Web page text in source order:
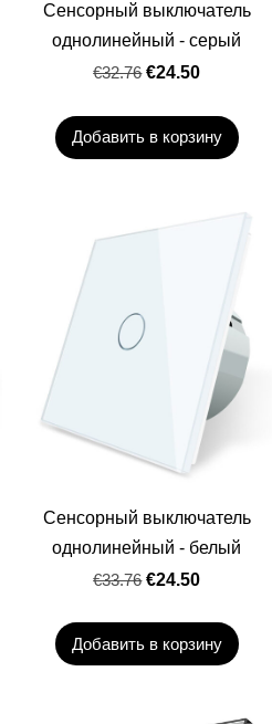
Сенсорный выключатель
однолинейный - серый
€32.76 €24.50
Добавить в корзину
Сенсорный выключатель
однолинейный - белый
€33.76 €24.50
Добавить в корзину